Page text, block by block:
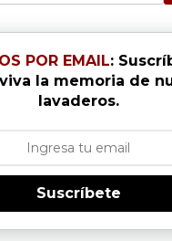
POR EMAIL:
la memoria de
lavaderos.
Suscríbete